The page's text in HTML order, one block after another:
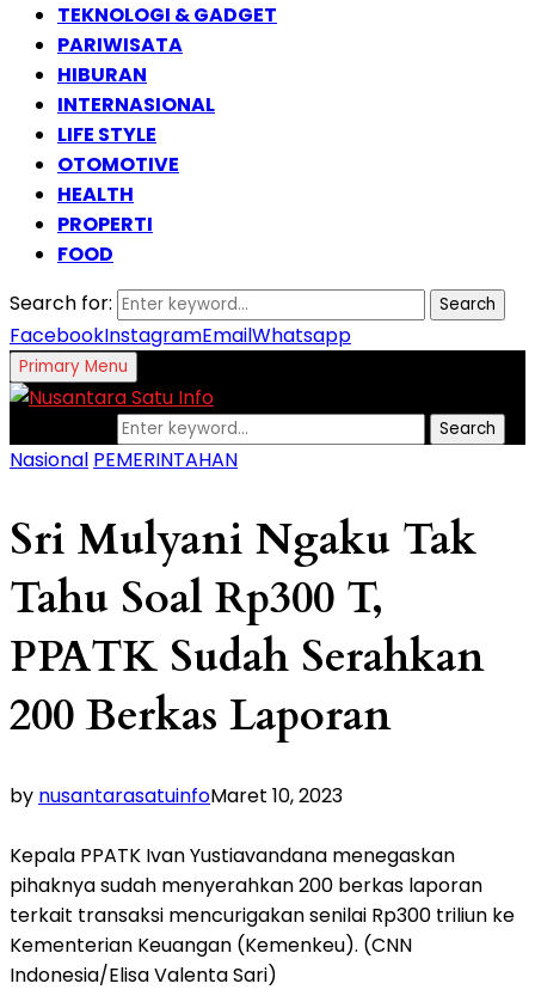
TEKNOLOGI & GADGET
PARIWISATA
HIBURAN
INTERNASIONAL
LIFE STYLE
OTOMOTIVE
HEALTH
PROPERTI
FOOD
Search for:
Search
FacebookInstagramEmailWhatsapp
Primary Menu
Search
Nasional PEMERINTAHAN
Sri Mulyani Ngaku Tak
Tahu Soal Rp300 T,
PPATK Sudah Serahkan
200 Berkas Laporan
by nusantarasatuinfoMaret 10, 2023
Kepala PPATK Ivan Yustiavandana menegaskan
pihaknya sudah menyerahkan 200 berkas laporan
terkait transaksi mencurigakan senilai Rp300 triliun ke
Kementerian Keuangan (Kemenkeu). (CNN
Indonesia/Elisa Valenta Sari)